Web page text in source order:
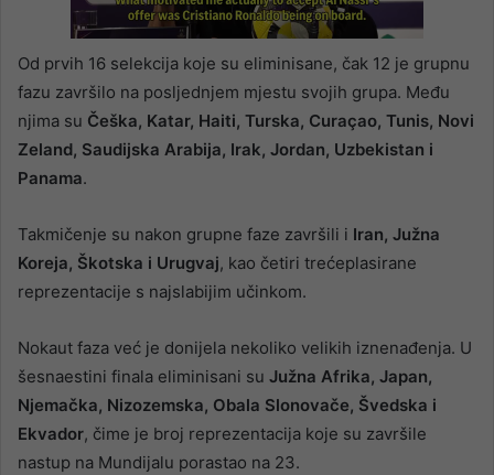
Od prvih 16 selekcija koje su eliminisane, čak 12 je grupnu
fazu završilo na posljednjem mjestu svojih grupa. Među
njima su Češka, Katar, Haiti, Turska, Curaçao, Tunis, Novi
Zeland, Saudijska Arabija, Irak, Jordan, Uzbekistan i
Panama.
Takmičenje su nakon grupne faze završili i Iran, Južna
Koreja, Škotska i Urugvaj, kao četiri trećeplasirane
reprezentacije s najslabijim učinkom.
Nokaut faza već je donijela nekoliko velikih iznenađenja. U
šesnaestini finala eliminisani su Južna Afrika, Japan,
Njemačka, Nizozemska, Obala Slonovače, Švedska i
Ekvador, čime je broj reprezentacija koje su završile
nastup na Mundijalu porastao na 23.